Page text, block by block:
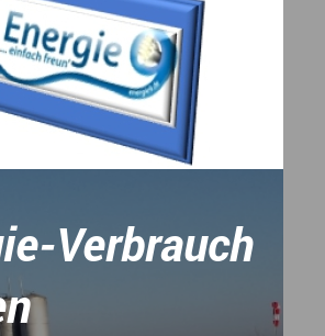
Verbrauch